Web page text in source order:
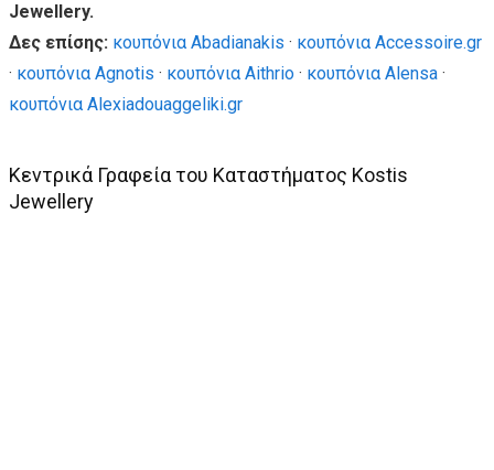
Jewellery.
Δες επίσης: κουπόνια Abadianakis · κουπόνια Accessoire.gr
· κουπόνια Agnotis · κουπόνια Aithrio · κουπόνια Alensa ·
κουπόνια Alexiadouaggeliki.gr
Κεντρικά Γραφεία του Καταστήματος Kostis
Jewellery